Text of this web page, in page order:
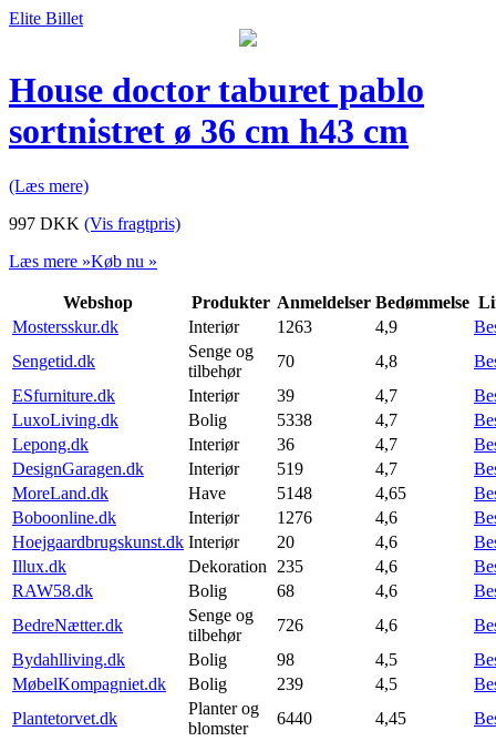
Elite Billet
House doctor taburet pablo
sortnistret ø 36 cm h43 cm
(Læs mere)
997 DKK (Vis fragtpris)
Læs mere »Køb nu »
Webshop Produkter Anmeldelser Bedømmelse
Mostersskur.dk
Interiør 1263 4,9
Sengetid.dk
Senge og
tilbehør
70 4,8
ESfurniture.dk
Interiør 39 4,7
LuxoLiving.dk
Bolig 5338 4,7
Lepong.dk
Interiør 36 4,7
DesignGaragen.dk
Interiør 519 4,7
MoreLand.dk
Have 5148 4,65
Boboonline.dk
Interiør 1276 4,6
Hoejgaardbrugskunst.dk Interiør 20 4,6
Illux.dk
Dekoration 235 4,6
RAW58.dk
Bolig 68 4,6
BedreNætter.dk
Senge og
tilbehør
726 4,6
Bydahlliving.dk
Bolig 98 4,5
MøbelKompagniet.dk
Bolig 239 4,5
Plantetorvet.dk
Planter og
blomster
6440 4,45